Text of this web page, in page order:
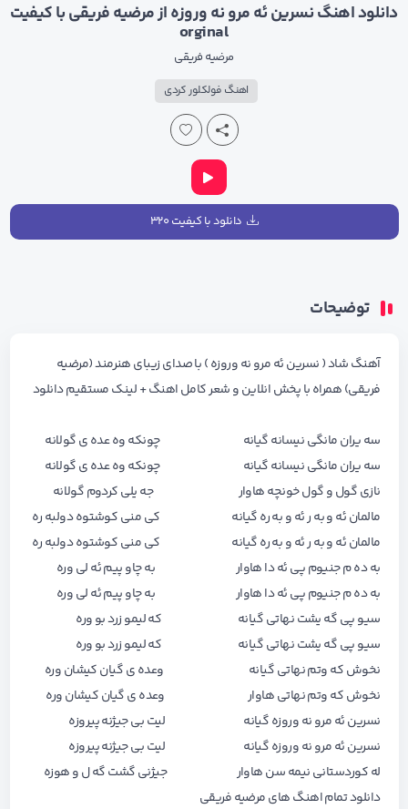
دانلود اهنگ نسرین ئه مرو نه وروزه از مرضیه فریقی با کیفیت
orginal
مرضیه فریقی
اهنگ فولکلور کردی
دانلود با کیفیت ۳۲۰
توضیحات
آهنگ شاد ( نسرین ئه مرو نه وروزه ) با صدای زیبای هنرمند (مرضیه
فریقی) همراه با پخش انلاین و شعر کامل اهنگ + لینک مستقیم دانلود
سه یران مانگی نیسانه گیانه چونکه وه عده ی گولانه
سه یران مانگی نیسانه گیانه چونکه وه عده ی گولانه
نازی گول و گول خونچه هاوار جه یلی کردوم گولانه
مالمان ئه و به ر ئه و به ره گیانه کی منی کوشتوه دولبه ره
مالمان ئه و به ر ئه و به ره گیانه کی منی کوشتوه دولبه ره
به ده م جنیوم پی ئه دا هاوار به چاو پیم ئه لی وره
به ده م جنیوم پی ئه دا هاوار به چاو پیم ئه لی وره
سیو پی گه یشت نهاتی گیانه که لیمو زرد بو وره
سیو پی گه یشت نهاتی گیانه که لیمو زرد بو وره
نخوش که وتم نهاتی گیانه وعده ی گیان کیشان وره
نخوش که وتم نهاتی هاوار وعده ی گیان کیشان وره
نسرین ئه مرو نه وروزه گیانه لیت بی جیژنه پیروزه
نسرین ئه مرو نه وروزه گیانه لیت بی جیژنه پیروزه
له کوردستانی نیمه سن هاوار جیژنی گشت گه ل و هوزه
دانلود تمام اهنگ هایمرضیه فریقی